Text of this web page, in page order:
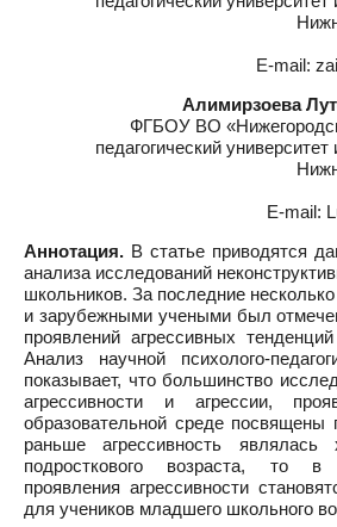
E-mail:
Алимирзоева
ФГБОУ ВО
педагогический
E-mail:
Аннотация. В статье приводятся
анализа исследований
школьников. За последние
и зарубежными учеными был
проявлений агрессивных
Анализ научной психолого-
показывает, что большинство
агрессивности и агрессии,
образовательной среде посвящены
раньше агрессивность являлась
подросткового возраста, то
проявления агрессивности
для учеников младшего школьного